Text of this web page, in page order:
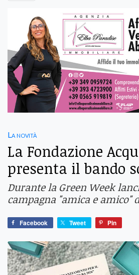
La novità
La Fondazione
presenta il bando
Durante la Green Week
campagna "amica e amico"
Facebook Tweet Pin